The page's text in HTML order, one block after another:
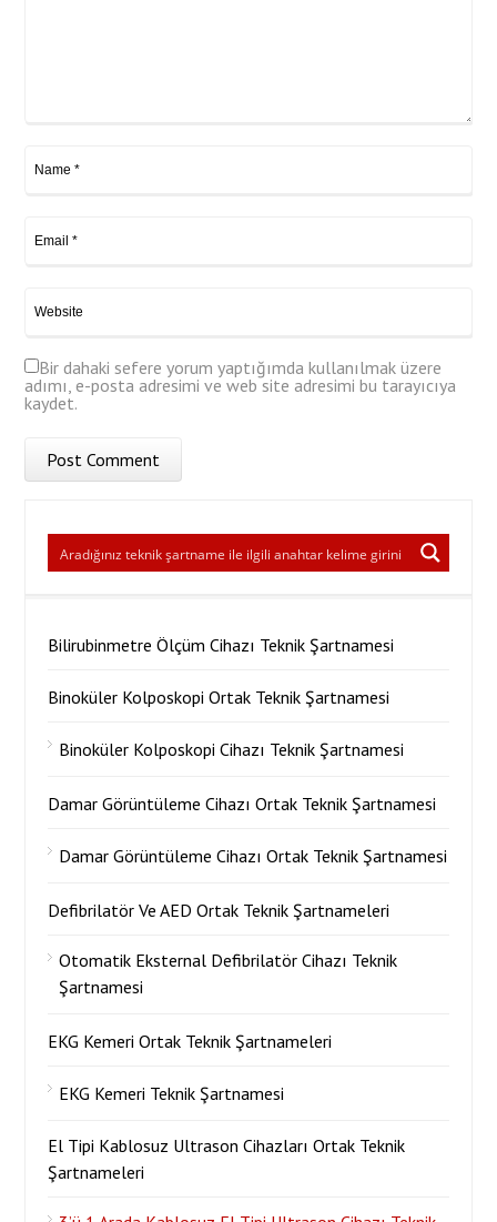
Bir dahaki sefere yorum yaptığımda kullanılmak üzere
adımı, e-posta adresimi ve web site adresimi bu tarayıcıya
kaydet.
Bilirubinmetre Ölçüm Cihazı Teknik Şartnamesi
Binoküler Kolposkopi Ortak Teknik Şartnamesi
Binoküler Kolposkopi Cihazı Teknik Şartnamesi
Damar Görüntüleme Cihazı Ortak Teknik Şartnamesi
Damar Görüntüleme Cihazı Ortak Teknik Şartnamesi
Defibrilatör Ve AED Ortak Teknik Şartnameleri
Otomatik Eksternal Defibrilatör Cihazı Teknik
Şartnamesi
EKG Kemeri Ortak Teknik Şartnameleri
EKG Kemeri Teknik Şartnamesi
El Tipi Kablosuz Ultrason Cihazları Ortak Teknik
Şartnameleri